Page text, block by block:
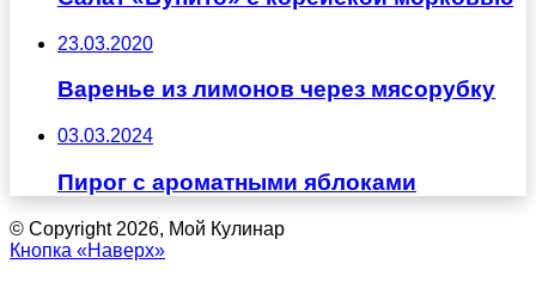
23.03.2020
Варенье из лимонов через мясорубку
03.03.2024
Пирог с ароматными яблоками
© Copyright 2026, Мой Кулинар
Кнопка «Наверх»